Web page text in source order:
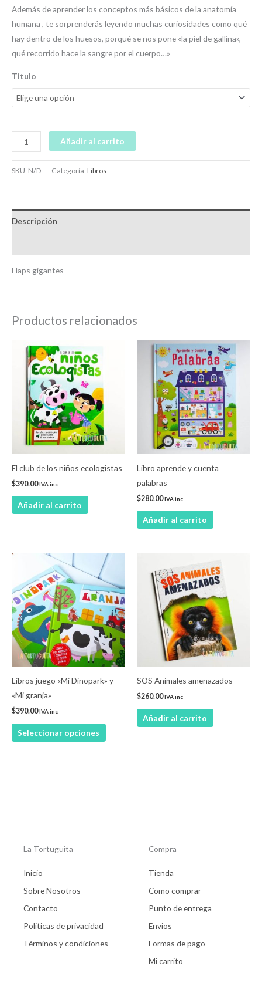
Además de aprender los conceptos más básicos de la anatomía
humana , te sorprenderás leyendo muchas curiosidades como qué
hay dentro de los huesos, porqué se nos pone «la piel de gallina»,
qué recorrido hace la sangre por el cuerpo…»
Titulo
Añadir al carrito
SKU: N/D Categoría:Libros
Descripción
Flaps gigantes
Productos relacionados
El club de los niños ecologistas
$390.00IVA inc
Añadir al carrito
Libro aprende y cuenta
palabras
$280.00IVA inc
Añadir al carrito
Libros juego «Mi Dinopark» y
«Mi granja»
$390.00IVA inc
Seleccionar opciones
Este
tiene
múltiples
variantes.
Las
opciones
se
SOS Animales amenazados
$260.00IVA inc
Añadir al carrito
La Tortuguita
Inicio
Sobre Nosotros
Contacto
Politicas de privacidad
Términos y condiciones
Compra
Tienda
Como comprar
Punto de entrega
Envios
Formas de pago
Mi carrito